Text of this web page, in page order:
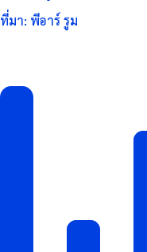
ที่มา: พีอาร์ รูม